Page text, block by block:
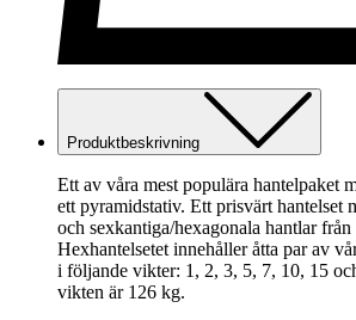
Produktbeskrivning
Ett av våra mest populära hantelpaket
ett pyramidstativ. Ett prisvärt hantelset
och sexkantiga/hexagonala hantlar
Hexhantelsetet innehåller åtta par av
i följande vikter: 1, 2, 3, 5, 7, 10, 15
vikten är 126 kg.